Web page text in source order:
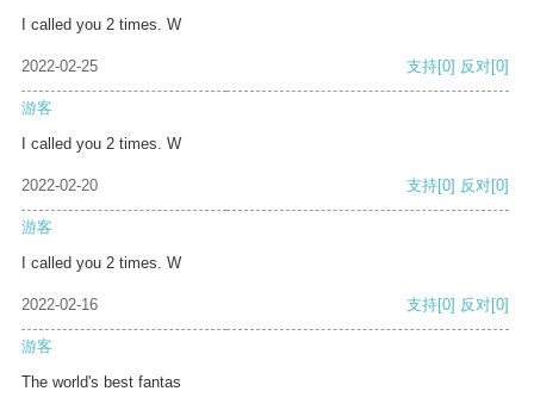
I called you 2 times. W
2022-02-25 支持[0] 反对[0]
游客
I called you 2 times. W
2022-02-20 支持[0] 反对[0]
游客
I called you 2 times. W
2022-02-16 支持[0] 反对[0]
游客
The world's best fantas